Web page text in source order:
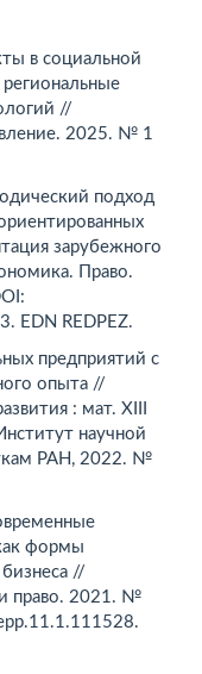
в социальной
//
2025. № 1
подход
зарубежного
Право.
EDN REDPEZ.
предприятий с
опыта //
: мат. XIII
научной
РАН, 2022. №
формы
//
право. 2021. №